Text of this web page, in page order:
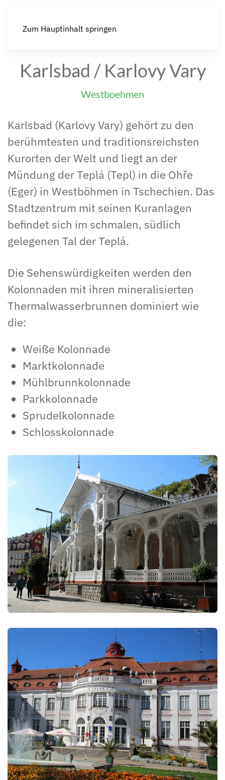
Zum Hauptinhalt springen
Karlsbad / Karlovy Vary
Westboehmen
Karlsbad (Karlovy Vary) gehört zu den
berühmtesten und traditionsreichsten
Kurorten der Welt und liegt an der
Mündung der Teplá (Tepl) in die Ohře
(Eger) in Westböhmen in Tschechien. Das
Stadtzentrum mit seinen Kuranlagen
befindet sich im schmalen, südlich
gelegenen Tal der Teplá.
Die Sehenswürdigkeiten werden den
Kolonnaden mit ihren mineralisierten
Thermalwasserbrunnen dominiert wie
die:
Weiße Kolonnade
Marktkolonnade
Mühlbrunnkolonnade
Parkkolonnade
Sprudelkolonnade
Schlosskolonnade